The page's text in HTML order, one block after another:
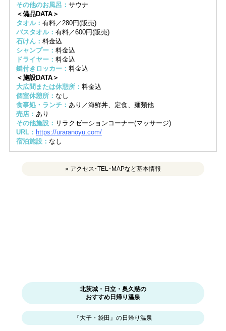
その他のお風呂： サウナ
＜備品DATA＞
タオル： 有料／280円(販売)
バスタオル： 有料／600円(販売)
石けん： 料金込
シャンプー： 料金込
ドライヤー： 料金込
鍵付きロッカー： 料金込
＜施設DATA＞
大広間または休憩所： 料金込
個室休憩所： なし
食事処・ランチ： あり／海鮮丼、定食、麺類他
売店： あり
その他施設： リラクゼーションコーナー(マッサージ)
URL： https://uraranoyu.com/
宿泊施設： なし
» アクセス･TEL･MAPなど基本情報
北茨城・日立・奥久慈の
おすすめ日帰り温泉
『大子・袋田』の日帰り温泉